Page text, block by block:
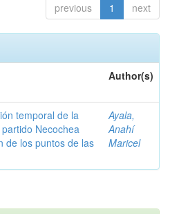
previous 1 next
Author(s)
temporal de la
Necochea
de los puntos de las
Ayala,
Anahí
Maricel